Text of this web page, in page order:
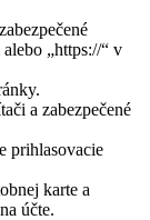
„https://“ v
a zabezpečené
prihlasovacie
karte a
účte.